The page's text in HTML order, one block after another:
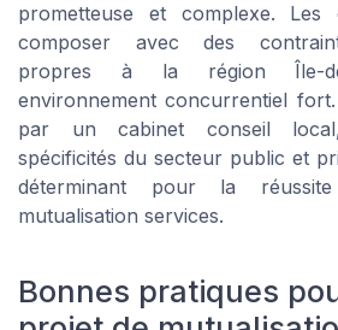
prometteuse et complexe. Les
composer avec des
propres à la région Île-
environnement concurrentiel fort.
par un cabinet conseil
spécificités du secteur public et
déterminant pour la
mutualisation services.
Bonnes pratiques